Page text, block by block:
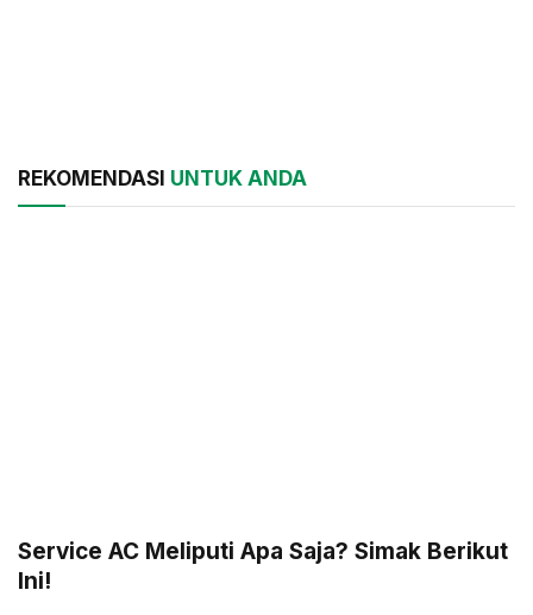
REKOMENDASI UNTUK ANDA
Service AC Meliputi Apa Saja? Simak Berikut
Ini!